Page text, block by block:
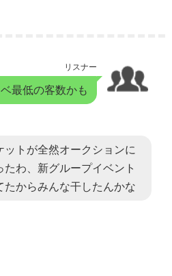
リスナー
最低の客数かも
ットが全然オークションに
たわ、新グループイベント
たからみんな干したんかな